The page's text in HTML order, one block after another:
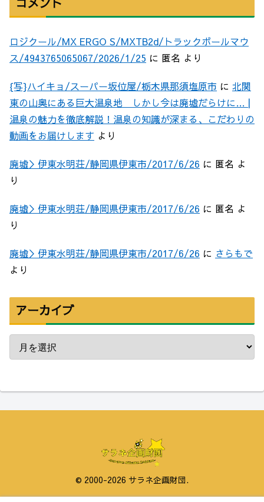
ロジクール/MX ERGO S/MXTB2d/トラックボールマウ
ス/4943765065067/2026/1/25 に 匿名 より
{写}ハイキョ/スーパー坂位屋/栃木県那須塩原市 に 北関
東の山奥にある巨大温泉地 しかし今は廃墟だらけに… |
温泉の魅力を徹底解説！温泉の知識が深まる、こだわりの
動画をお届けします より
廃墟＞伊東水明荘/静岡県伊東市/2017/6/26 に 匿名 よ
り
廃墟＞伊東水明荘/静岡県伊東市/2017/6/26 に 匿名 よ
り
廃墟＞伊東水明荘/静岡県伊東市/2017/6/26 に さらもで
より
アーカイブ
© 2000-2026 サラネ企画財団.